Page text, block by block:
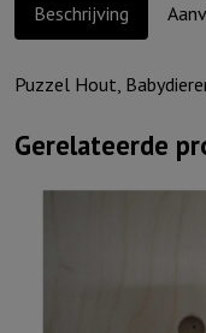
Beschrijving
Puzzel Hout,
Gerelateerde